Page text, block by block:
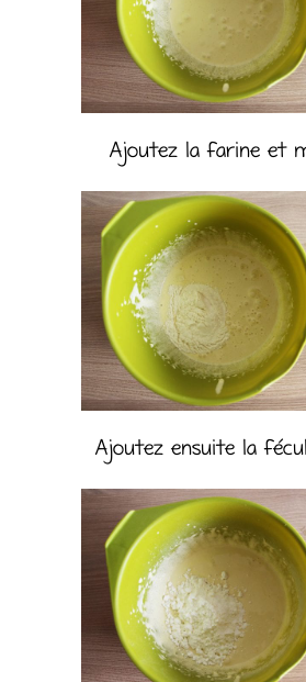
Ajoutez la farine et
Ajoutez ensuite la